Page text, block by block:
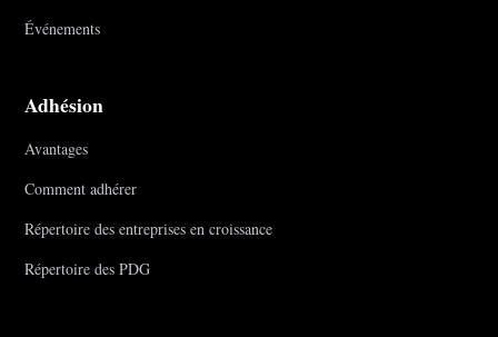
Événements
Adhésion
Avantages
Comment adhérer
Répertoire des entreprises en croissance
Répertoire des PDG